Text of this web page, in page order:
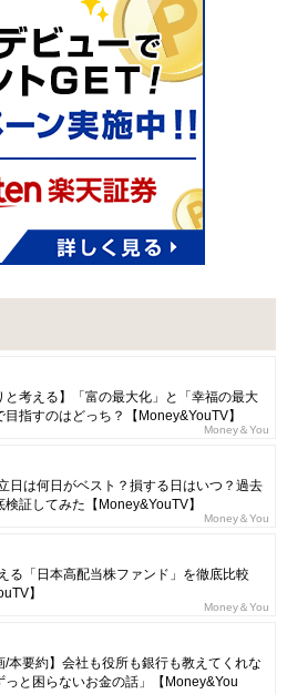
と考える】「富の最大化」と「幸福の最大
指すのはどっち？【Money&YouTV】
Money＆You
日は何日がベスト？損する日はいつ？過去
証してみた【Money&YouTV】
Money＆You
る「日本高配当株ファンド」を徹底比較
】
Money＆You
/本要約】会社も役所も銀行も教えてくれな
っと困らないお金の話」【Money&You